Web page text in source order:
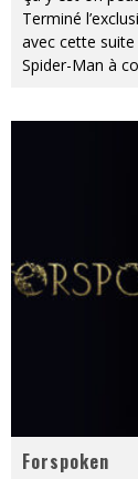
Terminé
avec cette
Spider-Man à
Forspoken